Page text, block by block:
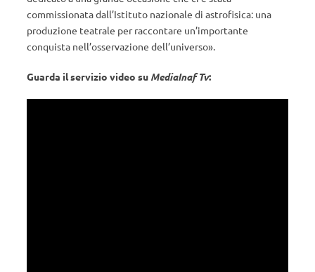
commissionata dall’Istituto nazionale di astrofisica: una
produzione teatrale per raccontare un’importante
conquista nell’osservazione dell’universo».
Guarda il servizio video su MediaInaf Tv: